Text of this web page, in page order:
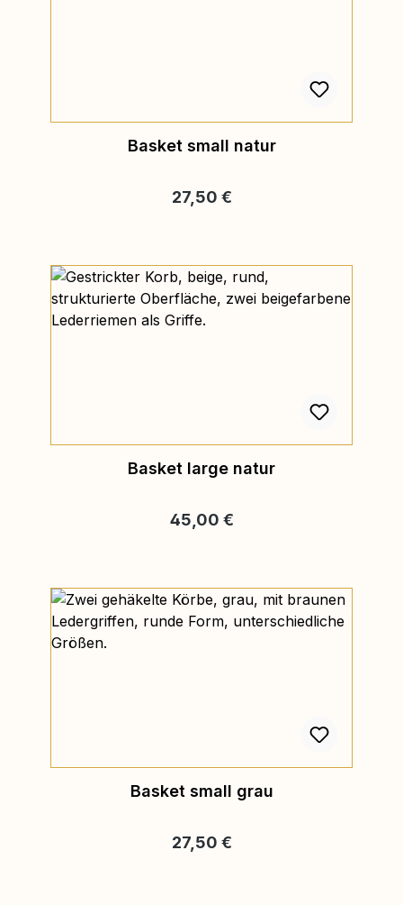
Basket small natur
Regulärer Preis:
27,50 €
Basket large natur
Regulärer Preis:
45,00 €
Basket small grau
Regulärer Preis:
27,50 €